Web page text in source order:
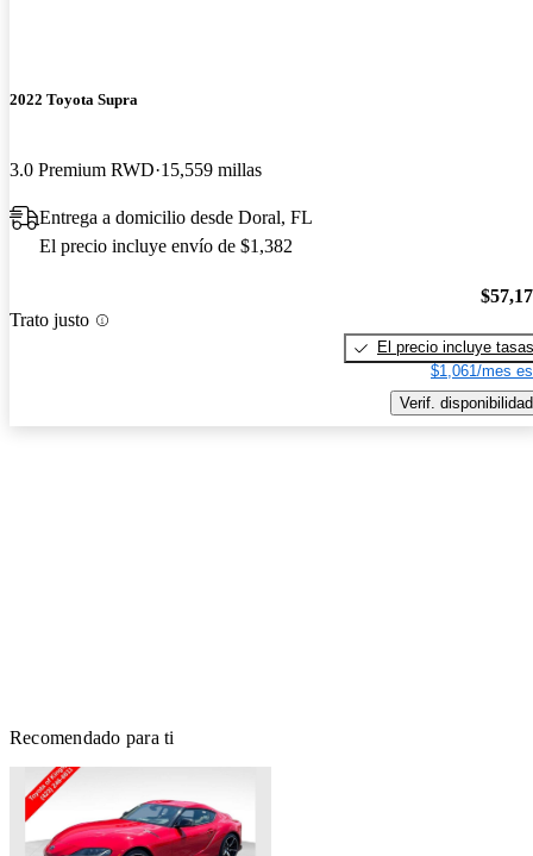
2022 Toyota Supra
3.0 Premium RWD 15,559 millas
Entrega a domicilio desde Doral, FL
El precio incluye envío de $1,382
Trato justo
El precio incluye tasas
$1,061/mes
Verif. disponibilidad
Recomendado para ti